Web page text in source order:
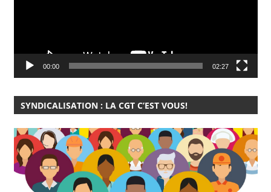
00:00 02:27
SYNDICALISATION : LA CGT C’EST VOUS!